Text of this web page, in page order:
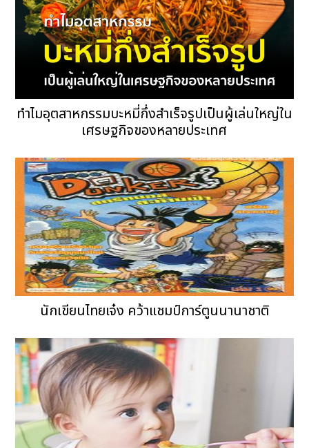
ทำไมอุตสาหกรรมบะหมี่กึ่งสำเร็จรูปเป็นผู้เล่นใหญ่ใน
เศรษฐกิจของหลายประเทศ
นักเขียนไทยเจ๋ง คว้าแชมป์การ์ตูนนานาชาติ